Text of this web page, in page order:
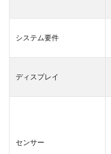
システム要件
ディスプレイ
センサー